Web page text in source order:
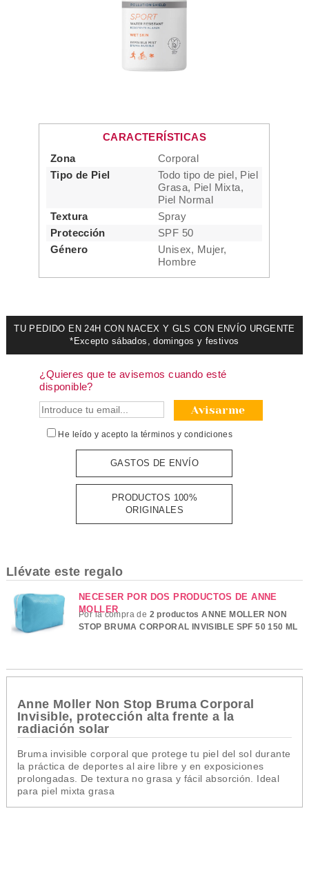
CARACTERÍSTICAS
Zona
Corporal
Tipo de Piel
Todo tipo de piel, Piel
Grasa, Piel Mixta,
Piel Normal
Textura
Spray
Protección
SPF 50
Género
Unisex, Mujer,
Hombre
TU PEDIDO EN 24H CON NACEX Y GLS CON ENVÍO URGENTE
*Excepto sábados, domingos y festivos
¿Quieres que te avisemos cuando esté
disponible?
Avisarme
He leído y acepto la términos y condiciones
GASTOS DE ENVÍO
PRODUCTOS 100%
ORIGINALES
Llévate este regalo
NECESER POR DOS PRODUCTOS DE ANNE
MOLLER
Por la compra de 2 productos ANNE MOLLER NON
STOP BRUMA CORPORAL INVISIBLE SPF 50 150 ML
Anne Moller Non Stop Bruma Corporal
Invisible, protección alta frente a la
radiación solar
Bruma invisible corporal que protege tu piel del sol durante
la práctica de deportes al aire libre y en exposiciones
prolongadas. De textura no grasa y fácil absorción. Ideal
para piel mixta grasa